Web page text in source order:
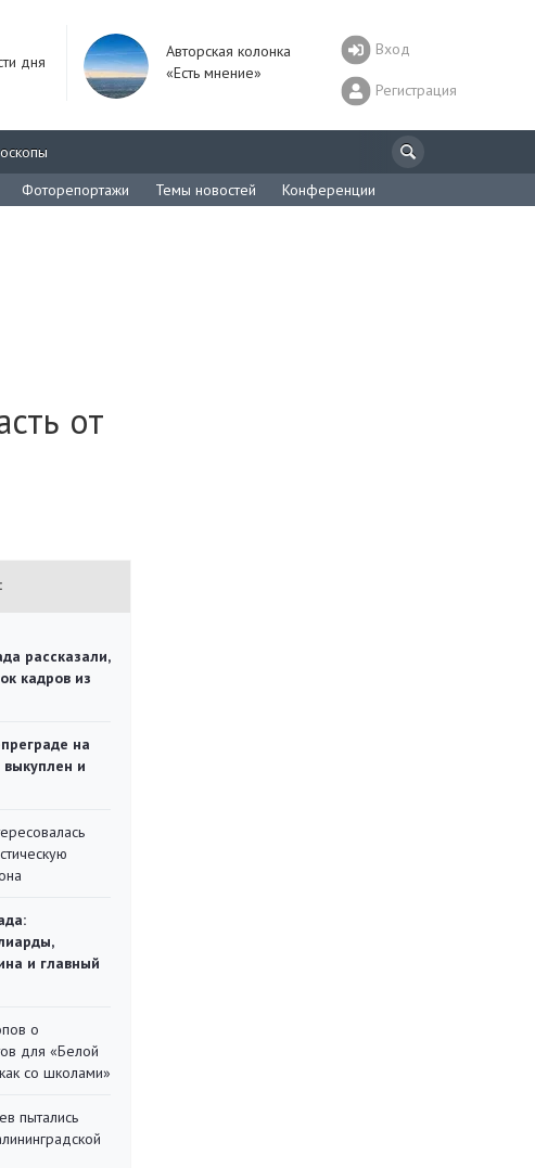
дня
Авторская колонка
«Есть мнение»
Вход
Регистрация
Фоторепортажи Темы новостей Конференции
от
рассказали,
кадров из
на
и
и главный
о
для «Белой
со школами»
пытались